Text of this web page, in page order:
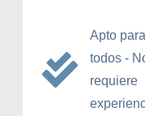
Apto para
todos -
requiere